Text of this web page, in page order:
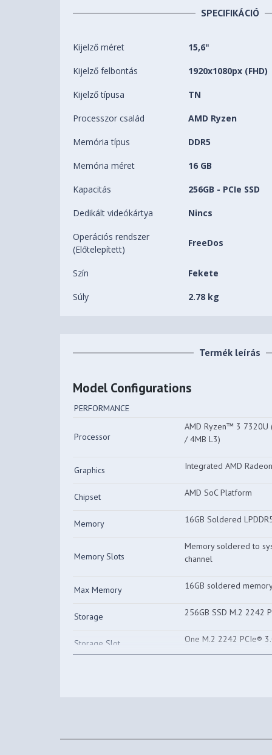
SPECIFIKÁCIÓ
Kijelző méret 15,6"
Kijelző felbontás 1920x1080px (FHD)
Kijelző típusa TN
Processzor család AMD Ryzen
Memória típus DDR5
Memória méret 16 GB
Kapacitás 256GB - PCIe SSD
Dedikált videókártya Nincs
Operációs rendszer
(Előtelepített)
FreeDos
Szín Fekete
Súly 2.78 kg
Termék leírás
Model Configurations
PERFORMANCE
Processor
AMD Ryzen™ 3 7320U
/ 4MB L3)
Graphics Integrated AMD
Chipset AMD SoC Platform
Memory 16GB Soldered
Memory Slots
Memory soldered to
channel
Max Memory 16GB soldered
Storage 256GB SSD M.2 2242
Storage Slot One M.2 2242 PCIe®
Card Reader